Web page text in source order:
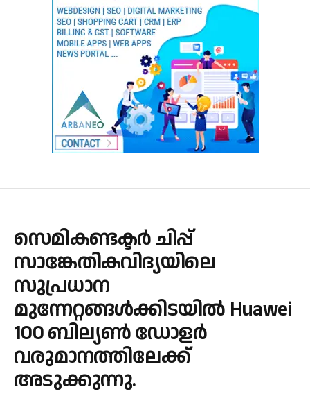
സെമികണ്ടക്ടർ ചിപ്പ്
സാങ്കേതികവിദ്യയിലെ
സുപ്രധാന
മുന്നേറ്റങ്ങൾക്കിടയിൽ Huawei
100 ബില്യൺ ഡോളർ
വരുമാനത്തിലേക്ക്
അടുക്കുന്നു.